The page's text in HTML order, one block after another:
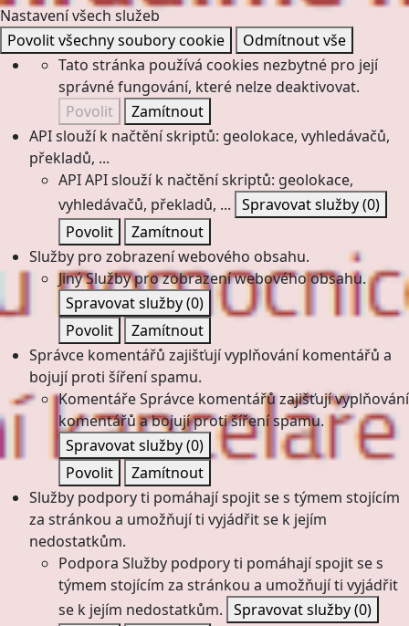
Nastavení všech služeb
Povolit všechny soubory cookie
Odmítnout vše
Tato stránka používá cookies nezbytné pro její
správné fungování, které nelze deaktivovat.
Povolit
Zamítnout
API slouží k načtění skriptů: geolokace, vyhledávačů,
překladů, ...
APIAPI slouží k načtění skriptů: geolokace,
vyhledávačů, překladů, ... Spravovat služby(0)
Povolit
Zamítnout
Služby pro zobrazení webového obsahu.
JinýSlužby pro zobrazení webového obsahu.
Spravovat služby(0)
Povolit
Zamítnout
Správce komentářů zajišťují vyplňování komentářů a
bojují proti šíření spamu.
KomentářeSprávce komentářů zajišťují vyplňování
komentářů a bojují proti šíření spamu.
Spravovat služby(0)
Povolit
Zamítnout
Služby podpory ti pomáhají spojit se s týmem stojícím
za stránkou a umožňují ti vyjádřit se k jejím
nedostatkům.
Podpora Služby podpory ti pomáhají spojit se s
týmem stojícím za stránkou a umožňují ti vyjádřit
se k jejím nedostatkům. Spravovat služby(0)